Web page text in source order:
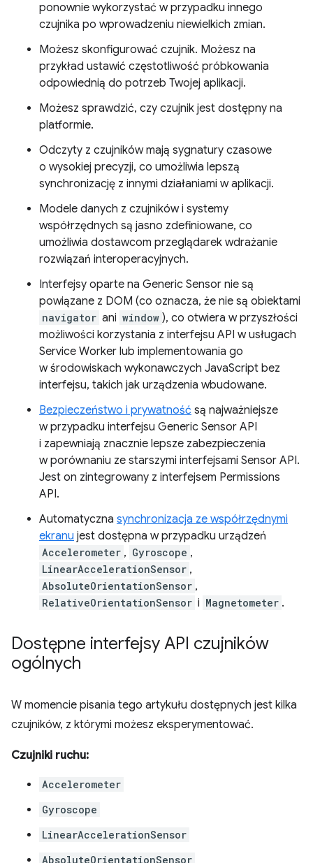
ponownie wykorzystać w przypadku innego
czujnika po wprowadzeniu niewielkich zmian.
Możesz skonfigurować czujnik. Możesz na
przykład ustawić częstotliwość próbkowania
odpowiednią do potrzeb Twojej aplikacji.
Możesz sprawdzić, czy czujnik jest dostępny na
platformie.
Odczyty z czujników mają sygnatury czasowe
o wysokiej precyzji, co umożliwia lepszą
synchronizację z innymi działaniami w aplikacji.
Modele danych z czujników i systemy
współrzędnych są jasno zdefiniowane, co
umożliwia dostawcom przeglądarek wdrażanie
rozwiązań interoperacyjnych.
Interfejsy oparte na Generic Sensor nie są
powiązane z DOM (co oznacza, że nie są obiektami
navigator ani window ), co otwiera w przyszłości
możliwości korzystania z interfejsu API w usługach
Service Worker lub implementowania go
w środowiskach wykonawczych JavaScript bez
interfejsu, takich jak urządzenia wbudowane.
Bezpieczeństwo i prywatność są najważniejsze
w przypadku interfejsu Generic Sensor API
i zapewniają znacznie lepsze zabezpieczenia
w porównaniu ze starszymi interfejsami Sensor API.
Jest on zintegrowany z interfejsem Permissions
API.
Automatyczna synchronizacja ze współrzędnymi
ekranu jest dostępna w przypadku urządzeń
Accelerometer , Gyroscope ,
LinearAccelerationSensor ,
AbsoluteOrientationSensor ,
RelativeOrientationSensor i Magnetometer .
Dostępne interfejsy API czujników
ogólnych
W momencie pisania tego artykułu dostępnych jest kilka
czujników, z którymi możesz eksperymentować.
Czujniki ruchu:
Accelerometer
Gyroscope
LinearAccelerationSensor
AbsoluteOrientationSensor